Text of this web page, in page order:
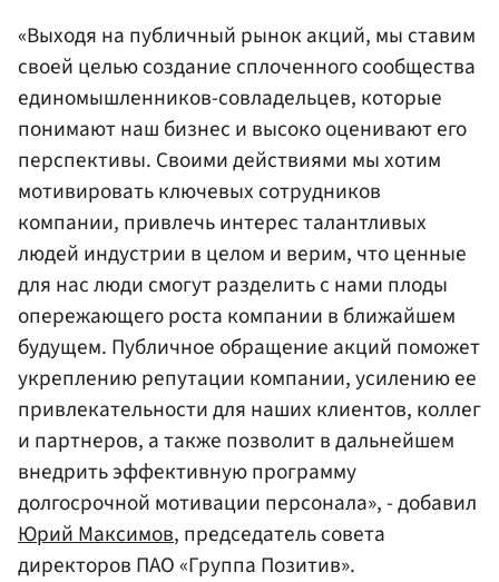
«Выходя на публичный рынок акций, мы ставим
своей целью создание сплоченного сообщества
единомышленников-совладельцев, которые
понимают наш бизнес и высоко оценивают его
перспективы. Своими действиями мы хотим
мотивировать ключевых сотрудников
компании, привлечь интерес талантливых
людей индустрии в целом и верим, что ценные
для нас люди смогут разделить с нами плоды
опережающего роста компании в ближайшем
будущем. Публичное обращение акций поможет
укреплению репутации компании, усилению ее
привлекательности для наших клиентов, коллег
и партнеров, а также позволит в дальнейшем
внедрить эффективную программу
долгосрочной мотивации персонала», - добавил
Юрий Максимов, председатель совета
директоров ПАО «Группа Позитив».